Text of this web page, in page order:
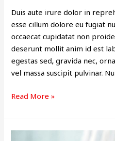
Duis aute irure dolor in
esse cillum dolore eu fugiat
occaecat cupidatat non
deserunt mollit anim id est
egestas sed, gravida nec,
vel massa suscipit pulvinar.
Read More »